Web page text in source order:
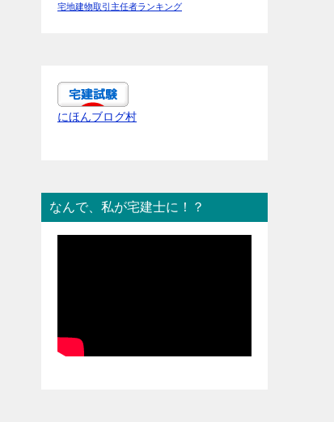
宅地建物取引主任者ランキング
にほんブログ村
なんで、私が宅建士に！？